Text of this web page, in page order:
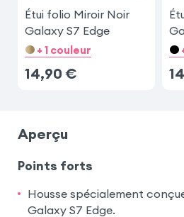
Étui folio Miroir Noir
Galaxy S7 Edge
+ 1 couleur
14,90 €
Aperçu
Points forts
Housse spécialement
Galaxy S7 Edge.